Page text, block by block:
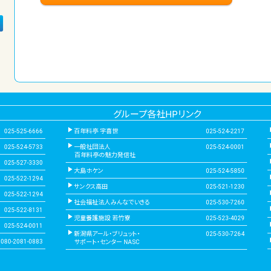
グループ各社HPリンク
025-525-6666
025-524-5733
025-527-3330
025-522-1294
025-522-1294
025-522-8131
025-524-0011
080-2081-0883
百年料亭 宇喜世 025-524-2217
一般社団法人
百年料亭の魅力発信社
025-524-0001
大島ホケン 025-524-5850
サンクス高田 025-521-1230
社会福祉法人みんなでいきる 025-530-7260
児童養護施設 若竹寮 025-523-4029
新潟県アール・ブリュット・
サポート・センター NASC
025-530-7264